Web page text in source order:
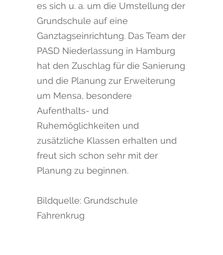
es sich u. a. um die Umstellung der
Grundschule auf eine
Ganztagseinrichtung. Das Team der
PASD Niederlassung in Hamburg
hat den Zuschlag für die Sanierung
und die Planung zur Erweiterung
um Mensa, besondere
Aufenthalts- und
Ruhemöglichkeiten und
zusätzliche Klassen erhalten und
freut sich schon sehr mit der
Planung zu beginnen.
Bildquelle: Grundschule
Fahrenkrug